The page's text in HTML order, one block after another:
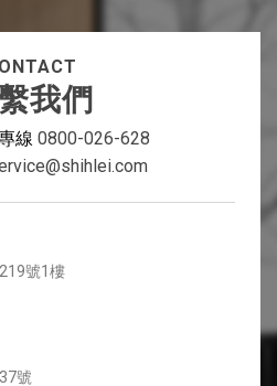
ONTACT
我們
線 0800-026-628
號1樓
號